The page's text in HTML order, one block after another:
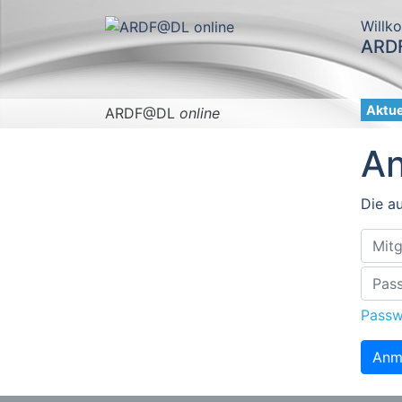
ARDF@DL online
Die